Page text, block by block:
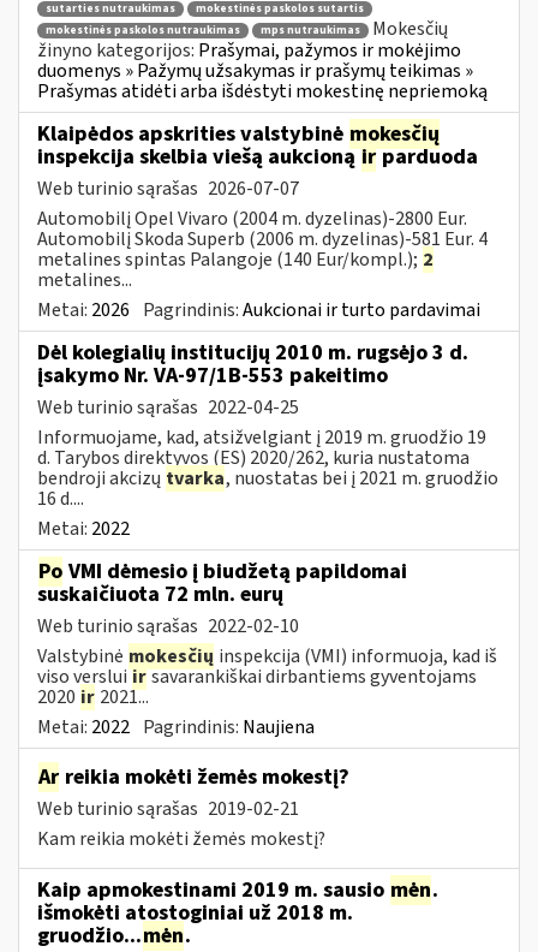
sutarties nutraukimas
mokestinės paskolos sutartis
mokestinės paskolos nutraukimas
mps nutraukimas
Mokesčių
žinyno kategorijos: Prašymai, pažymos ir mokėjimo
duomenys » Pažymų užsakymas ir prašymų teikimas »
Prašymas atidėti arba išdėstyti mokestinę nepriemoką
Klaipėdos apskrities valstybinė mokesčių
inspekcija skelbia viešą aukcionąirparduoda
Web turinio sąrašas 2026-07-07
Automobilį Opel Vivaro (2004 m. dyzelinas)-2800 Eur.
Automobilį Skoda Superb (2006 m. dyzelinas)-581 Eur. 4
metalines spintas Palangoje (140 Eur/kompl.); 2
metalines...
Metai: 2026 Pagrindinis:Aukcionai ir turto pardavimai
Dėl kolegialių institucijų 2010 m. rugsėjo 3 d.
įsakymo Nr. VA-97/1B-553 pakeitimo
Web turinio sąrašas 2022-04-25
Informuojame, kad, atsižvelgiant į 2019 m. gruodžio 19
d. Tarybos direktyvos (ES) 2020/262, kuria nustatoma
bendroji akcizų tvarka, nuostatas bei į 2021 m. gruodžio
16 d....
Metai: 2022
Po VMI dėmesio į biudžetą papildomai
suskaičiuota 72 mln. eurų
Web turinio sąrašas 2022-02-10
Valstybinė mokesčių inspekcija (VMI) informuoja, kad iš
viso versluiirsavarankiškai dirbantiems gyventojams
2020 ir 2021...
Metai: 2022 Pagrindinis: Naujiena
Ar reikia mokėti žemės mokestį?
Web turinio sąrašas 2019-02-21
Kam reikia mokėti žemės mokestį?
Kaip apmokestinami 2019 m. sausio mėn.
išmokėti atostoginiai už 2018 m.
gruodžio...mėn.